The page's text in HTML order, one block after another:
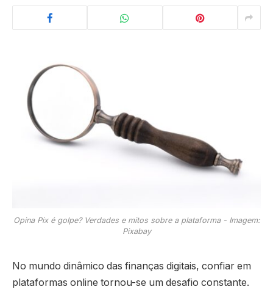
Opina Pix é golpe? Verdades e mitos sobre a plataforma - Imagem:
Pixabay
No mundo dinâmico das finanças digitais, confiar em
plataformas online tornou-se um desafio constante.